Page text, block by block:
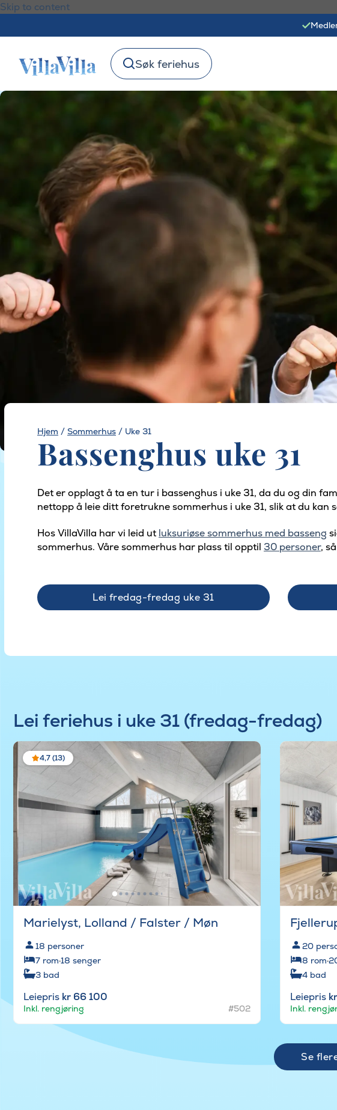
Skip to content
Søk feriehus
Hjem / Sommerhus / Uke 31
Bassenghus uke 31
Det er opplagt å ta en tur i bassenghus i uke 31, da du og din
nettopp å leie ditt foretrukne sommerhus i uke 31, slik at du
Hos VillaVilla har vi leid ut luksuriøse sommerhus med basseng
sommerhus. Våre sommerhus har plass til opptil 30 personer,
Lei fredag-fredag uke 31
Lei feriehus i uke 31 (fredag-fredag)
4,7 (13)
Marielyst, Lolland / Falster / Møn
18 personer
7 rom·18 senger
3 bad
Leiepris kr 66 100
Inkl. rengjøring #502
20
8 rom·
4 bad
Leiepris
Inkl.
Se